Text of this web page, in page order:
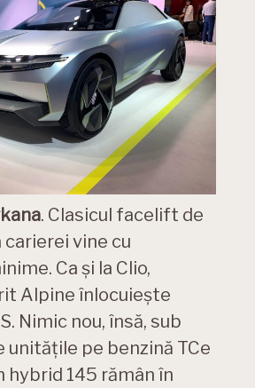
. Clasicul facelift de
vine cu
Ca și la Clio,
Alpine înlocuiește
Nimic nou, însă, sub
unitățile pe benzină TCe
hybrid 145 rămân în